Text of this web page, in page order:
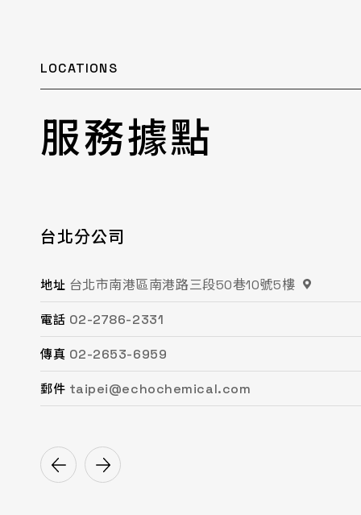
LOCATIONS
服務據點
台北分公司
地址 台北市南港區南港路三段50巷10號5樓
電話 02-2786-2331
傳真 02-2653-6959
郵件 taipei@echochemical.com
桃園分公司
地址 桃園市平鎮區復興街62號2樓
電話 03-494-6939
傳真 03-493-0687
郵件 chungli@echochemical.com
總公司 / 竹苗分公司
地址 苗栗縣頭份市工業路16號
電話 037-621-088
傳真 037-615-096
郵件 miaoli@echochemical.com
台中分公司
地址 台中市南屯區文心路一段218號15F之2
電話 04-2472-8859
傳真 04-2472-8825
郵件 taichung@echochemical.com
台南分公司
地址 台南市永康區鹽洲一街63巷33號
電話 06-243-6589
傳真 06-253-8208
郵件 tainan@echochemical.com
高雄分公司
地址 高雄市鳳山區鳳頂路479號
電話 07-753-9988
傳真 07-753-1958
郵件 kaohsiung@echochemical.com